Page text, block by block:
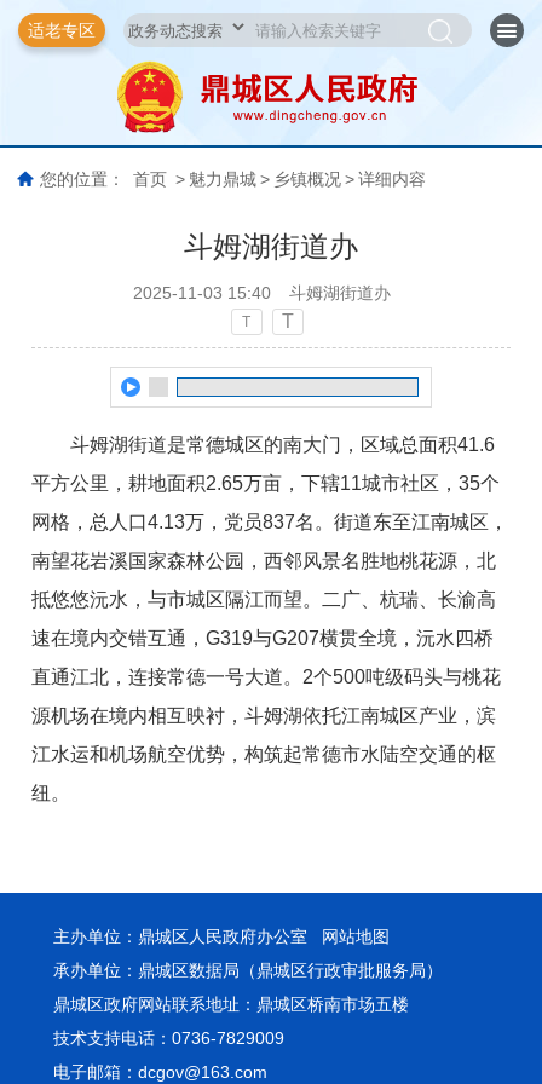
适老专区
您的位置： 首页 > 魅力鼎城 > 乡镇概况 > 详细内容
斗姆湖街道办
2025-11-03 15:40 斗姆湖街道办
T T
斗姆湖街道是常德城区的南大门，区域总面积41.6
平方公里，耕地面积2.65万亩，下辖11城市社区，35个
网格，总人口4.13万，党员837名。街道东至江南城区，
南望花岩溪国家森林公园，西邻风景名胜地桃花源，北
抵悠悠沅水，与市城区隔江而望。二广、杭瑞、长渝高
速在境内交错互通，G319与G207横贯全境，沅水四桥
直通江北，连接常德一号大道。2个500吨级码头与桃花
源机场在境内相互映衬，斗姆湖依托江南城区产业，滨
江水运和机场航空优势，构筑起常德市水陆空交通的枢
纽。
主办单位：鼎城区人民政府办公室 网站地图
承办单位：鼎城区数据局（鼎城区行政审批服务局）
鼎城区政府网站联系地址：鼎城区桥南市场五楼
技术支持电话：0736-7829009
电子邮箱：dcgov@163.com